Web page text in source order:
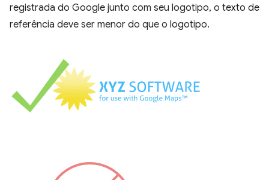
registrada do Google junto com seu logotipo, o texto de
referência deve ser menor do que o logotipo.